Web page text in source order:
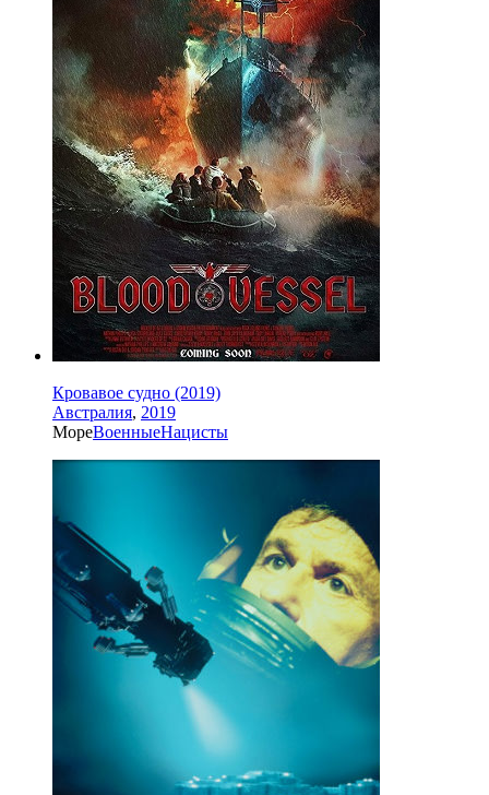
Кровавое судно (2019)
Австралия, 2019
МореВоенныеНацисты